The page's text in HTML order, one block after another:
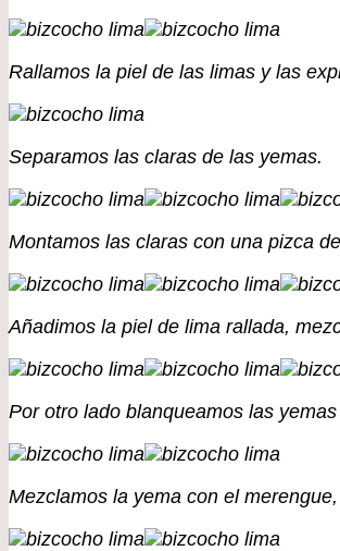
Rallamos la piel de las limas y las
Separamos las claras de las yemas.
Montamos las claras con una pizca
Añadimos la piel de lima rallada,
Por otro lado blanqueamos las
Mezclamos la yema con el